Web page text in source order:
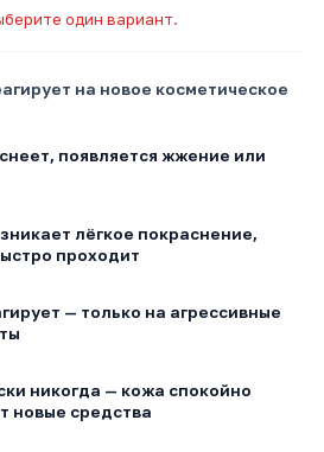
один вариант.
на новое косметическое
появляется жжение или
лёгкое покраснение,
проходит
— только на агрессивные
никогда — кожа спокойно
новые средства